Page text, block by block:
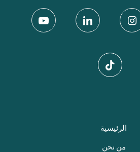
الرئيسية
من نحن